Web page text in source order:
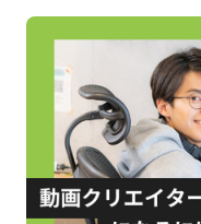
就職・資格
入試情報
神戸電子について
職業紹介
トレンド
進路アドバイス
特集